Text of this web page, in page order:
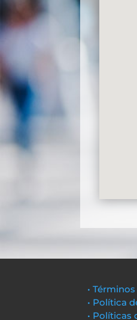
•
• Política
• Políticas